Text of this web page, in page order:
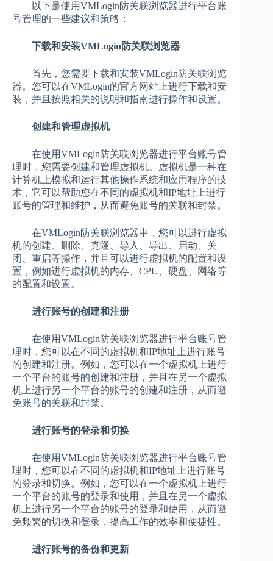
以下是使用VMLogin防关联浏览器进行平台账
号管理的一些建议和策略：
下载和安装VMLogin防关联浏览器
首先，您需要下载和安装VMLogin防关联浏览
器。您可以在VMLogin的官方网站上进行下载和安
装，并且按照相关的说明和指南进行操作和设置。
创建和管理虚拟机
在使用VMLogin防关联浏览器进行平台账号管
理时，您需要创建和管理虚拟机。虚拟机是一种在
计算机上模拟和运行其他操作系统和应用程序的技
术，它可以帮助您在不同的虚拟机和IP地址上进行
账号的管理和维护，从而避免账号的关联和封禁。
在VMLogin防关联浏览器中，您可以进行虚拟
机的创建、删除、克隆、导入、导出、启动、关
闭、重启等操作，并且可以进行虚拟机的配置和设
置，例如进行虚拟机的内存、CPU、硬盘、网络等
的配置和设置。
进行账号的创建和注册
在使用VMLogin防关联浏览器进行平台账号管
理时，您可以在不同的虚拟机和IP地址上进行账号
的创建和注册。例如，您可以在一个虚拟机上进行
一个平台的账号的创建和注册，并且在另一个虚拟
机上进行另一个平台的账号的创建和注册，从而避
免账号的关联和封禁。
进行账号的登录和切换
在使用VMLogin防关联浏览器进行平台账号管
理时，您可以在不同的虚拟机和IP地址上进行账号
的登录和切换。例如，您可以在一个虚拟机上进行
一个平台的账号的登录和使用，并且在另一个虚拟
机上进行另一个平台的账号的登录和使用，从而避
免频繁的切换和登录，提高工作的效率和便捷性。
进行账号的备份和更新